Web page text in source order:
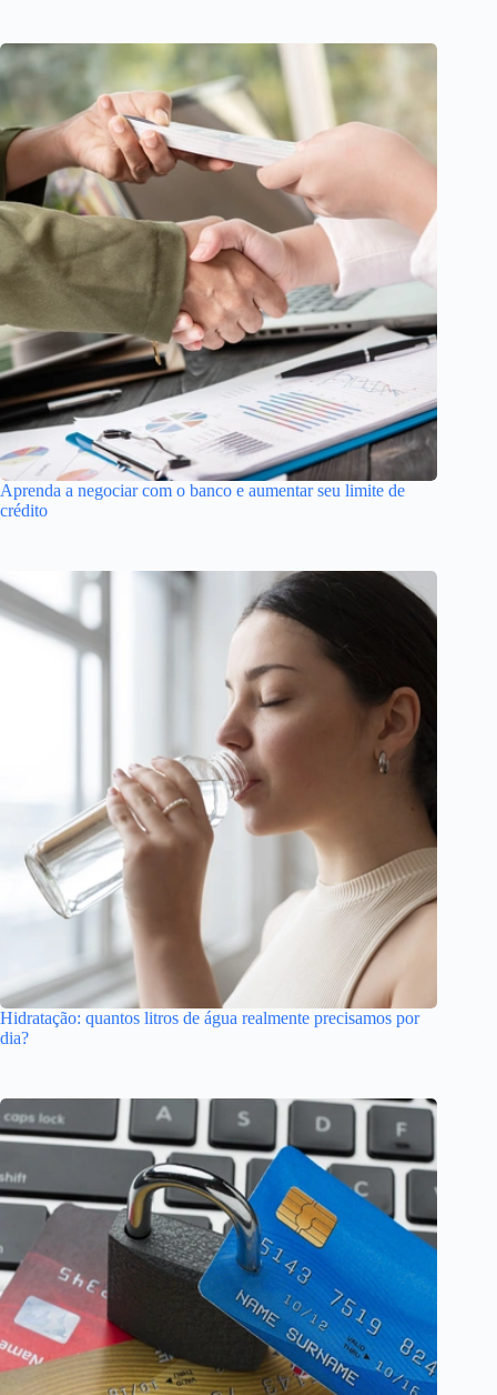
Aprenda a negociar com o banco e aumentar seu limite de
crédito
Hidratação: quantos litros de água realmente precisamos por
dia?